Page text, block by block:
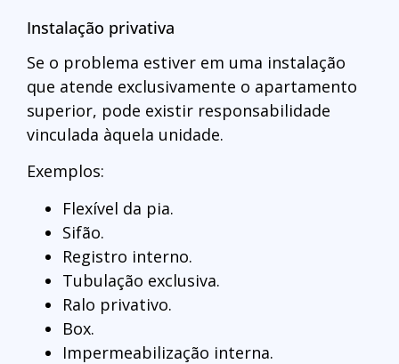
Instalação privativa
Se o problema estiver em uma instalação
que atende exclusivamente o apartamento
superior, pode existir responsabilidade
vinculada àquela unidade.
Exemplos:
Flexível da pia.
Sifão.
Registro interno.
Tubulação exclusiva.
Ralo privativo.
Box.
Impermeabilização interna.